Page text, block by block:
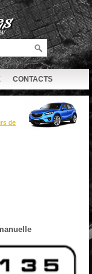
CONTACTS
de